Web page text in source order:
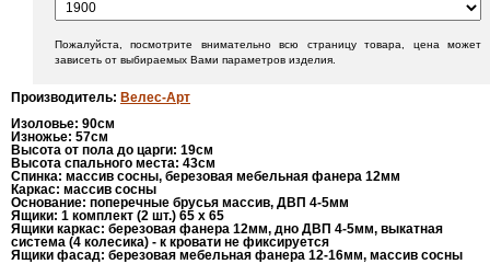
Пожалуйста, посмотрите внимательно всю страницу товара, цена может
зависеть от выбираемых Вами параметров изделия.
Производитель: Велес-Арт
Изоловье: 90см
Изножье: 57см
Высота от пола до царги: 19см
Высота спального места: 43см
Спинка: массив сосны, березовая мебельная фанера 12мм
Каркас: массив сосны
Основание: поперечные брусья массив, ДВП 4-5мм
Ящики: 1 комплект (2 шт.) 65 х 65
Ящики каркас: березовая фанера 12мм, дно ДВП 4-5мм, выкатная
система (4 колесика) - к кровати не фиксируется
Ящики фасад: березовая мебельная фанера 12-16мм, массив сосны